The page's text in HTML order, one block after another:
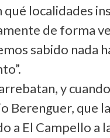
localidades
de forma
sabido nada
y
Berenguer, que
a El Campello a